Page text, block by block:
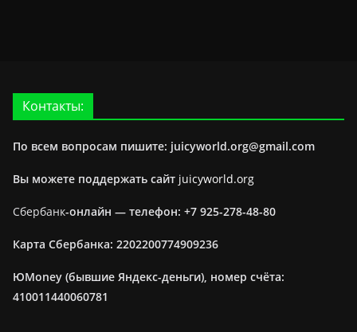
Контакты:
По всем вопросам пишите: juicyworld.org@gmail.com
Вы можете поддержать сайт juicyworld.org
Сбербанк-онлайн — телефон: +7 925-278-48-80
Карта Сбербанка: 2202200774909236
ЮMoney (бывшие Яндекс-деньги), номер счёта:
410011440060781